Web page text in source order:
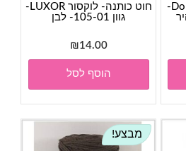
דולפין בייבי- Dolphin baby-
חוט כותנה- לוקסור LUXOR-
גוון 105-01- לבן
₪14.00
הוסף לסל
מבצע!